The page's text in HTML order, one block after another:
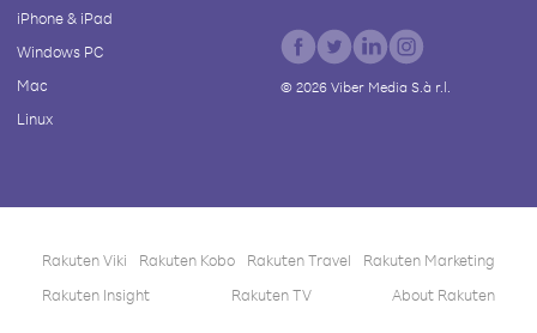
iPhone & iPad
Windows PC
Mac
Linux
© 2026Viber Media S.à r.l.
Rakuten Viki Rakuten Kobo Rakuten Travel
Rakuten Marketing
Rakuten Insight
Rakuten TV About Rakuten